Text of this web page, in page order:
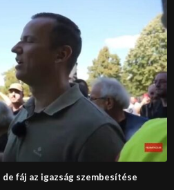
fáj az igazság szembesítése